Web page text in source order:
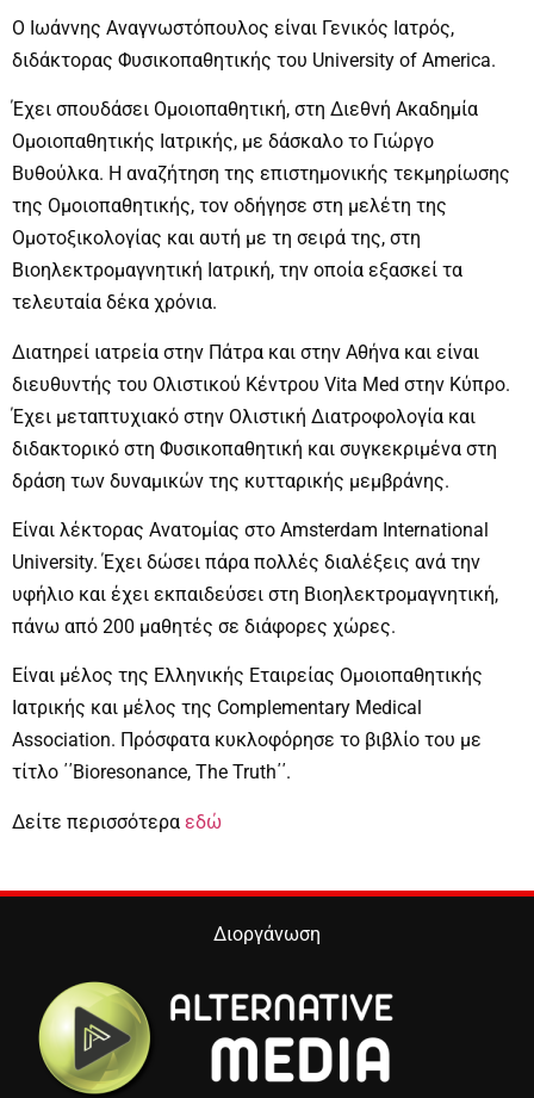
Ο Ιωάννης Αναγνωστόπουλος είναι Γενικός Ιατρός,
διδάκτορας Φυσικοπαθητικής του University of America.
Έχει σπουδάσει Ομοιοπαθητική, στη Διεθνή Ακαδημία
Ομοιοπαθητικής Ιατρικής, με δάσκαλο το Γιώργο
Βυθούλκα. Η αναζήτηση της επιστημονικής τεκμηρίωσης
της Ομοιοπαθητικής, τον οδήγησε στη μελέτη της
Ομοτοξικολογίας και αυτή με τη σειρά της, στη
Βιοηλεκτρομαγνητική Ιατρική, την οποία εξασκεί τα
τελευταία δέκα χρόνια.
Διατηρεί ιατρεία στην Πάτρα και στην Αθήνα και είναι
διευθυντής του Ολιστικού Κέντρου Vita Med στην Κύπρο.
Έχει μεταπτυχιακό στην Ολιστική Διατροφολογία και
διδακτορικό στη Φυσικοπαθητική και συγκεκριμένα στη
δράση των δυναμικών της κυτταρικής μεμβράνης.
Είναι λέκτορας Ανατομίας στο Amsterdam International
University. Έχει δώσει πάρα πολλές διαλέξεις ανά την
υφήλιο και έχει εκπαιδεύσει στη Βιοηλεκτρομαγνητική,
πάνω από 200 μαθητές σε διάφορες χώρες.
Είναι μέλος της Ελληνικής Εταιρείας Ομοιοπαθητικής
Ιατρικής και μέλος της Complementary Medical
Association. Πρόσφατα κυκλοφόρησε το βιβλίο του με
τίτλο ΄΄Bioresonance, The Truth΄΄.
Δείτε περισσότερα εδώ
Διοργάνωση